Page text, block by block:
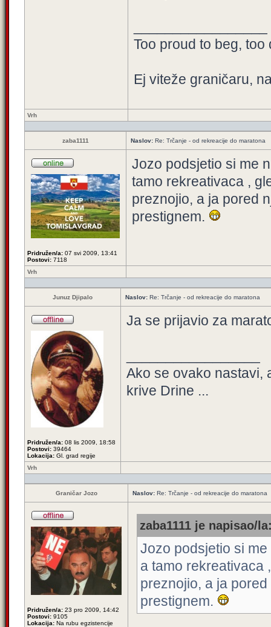
Too proud to beg,
Ej viteže graničaru,
Vrh
zaba1111 Naslov: Re: Trčanje - od rekreacije do maratona
Pridružen/a: 07 svi 2009, 13:41
Postovi: 7118
Jozo podsjetio si me
tamo rekreativaca ,
preznojio, a ja pored
prestignem.
Vrh
Junuz Djipalo Naslov: Re: Trčanje - od rekreacije do maratona
Pridružen/a: 08 lis 2009, 18:58
Postovi: 39464
Lokacija: Gl. grad regije
Ja se prijavio za
Ako se ovako nastavi,
krive Drine ...
Vrh
Graničar Jozo Naslov: Re: Trčanje - od rekreacije do maratona
Pridružen/a: 23 pro 2009, 14:42
Postovi: 9105
Lokacija: Na rubu egzistencije
zaba1111 je napisao/
Jozo podsjetio si
a tamo rekreativaca
preznojio, a ja
prestignem.